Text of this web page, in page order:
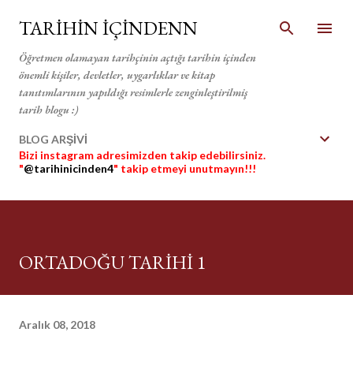
Ana içeriğe atla
TARİHİN İÇİNDENN
Öğretmen olamayan tarihçinin açtığı tarihin içinden
önemli kişiler, devletler, uygarlıklar ve kitap
tanıtımlarının yapıldığı resimlerle zenginleştirilmiş
tarih blogu :)
BLOG ARŞİVİ
Bizi instagram adresimizden takip edebilirsiniz.
"@tarihinicinden4" takip etmeyi unutmayın!!!
ORTADOĞU TARİHİ 1
Aralık 08, 2018